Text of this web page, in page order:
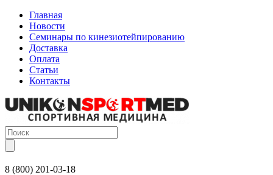
Главная
Новости
Семинары по кинезиотейпированию
Доставка
Оплата
Статьи
Контакты
8 (800) 201-03-18